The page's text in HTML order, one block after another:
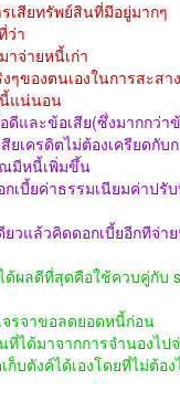
เสียทรัพย์สินที่มีอยู่มากๆ
ว่า
าจ่ายหนี้เก่า
งๆของตนเองในการสะส
แน่นอน
ดีและข้อเสีย(ซึ่งมากกว่า
เครดิตไม่ต้องเครียดกับ
มีหนี้เพิ่มขึ้น
เบี้ยค่าธรรมเนียมค่าปรั
วแล้วคิดดอกเบี้ยอีกทีจ่า
ด้ผลดีที่สุดคือใช้ควบคู่กับ
จรจาขอลดยอดหนี้ก่อน
ที่ได้มาจากการจำนองไป
ก็บตังค์ได้เองโดยที่ไม่ต้อ